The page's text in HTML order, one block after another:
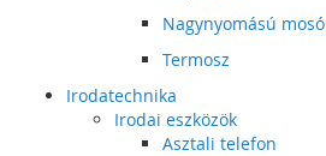
Nagynyomású
Termosz
Irodatechnika
Irodai eszközök
Asztali telefon